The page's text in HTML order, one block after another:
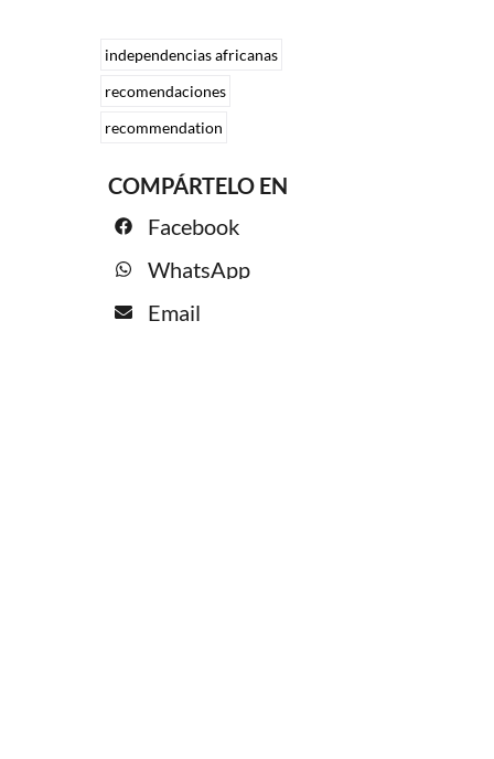
independencias africanas
recomendaciones
recommendation
COMPÁRTELO EN
Facebook
WhatsApp
Email